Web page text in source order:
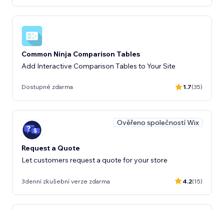
Common Ninja Comparison Tables
Add Interactive Comparison Tables to Your Site
Dostupné zdarma 1.7(35)
Ověřeno společností Wix
Request a Quote
Let customers request a quote for your store
3denní zkušební verze zdarma 4.2(15)